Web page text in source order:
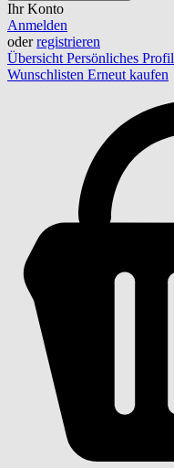
Ihr Konto
Anmelden
oderregistrieren
Übersicht Persönliches Profil
Wunschlisten Erneut kaufen